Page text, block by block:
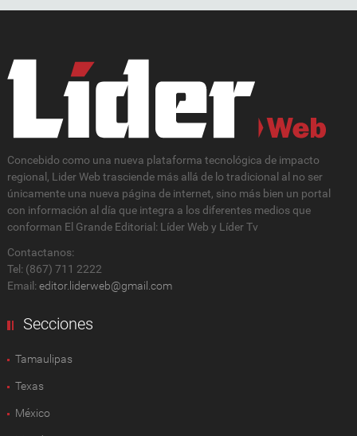
Concebido como una nueva plataforma tecnológica de impacto
regional, Lider Web trasciende más allá de lo tradicional al no ser
únicamente una nueva página de internet, sino más bien un portal
con información al día que integra a los diferentes medios que
conforman El Grande Editorial: Líder Web y Líder Tv
Contactanos:
Tel: (867) 711 2222
Email: editor.liderweb@gmail.com
Secciones
Tamaulipas
Texas
México